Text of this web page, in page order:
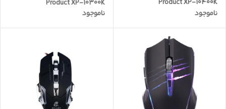
Product XP-10400K
ناموجود
Product XP-10300K
ناموجود